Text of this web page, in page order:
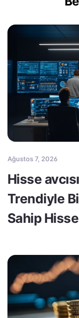
Ağustos 7, 2026
Hisse
Trendiyle
Sahip